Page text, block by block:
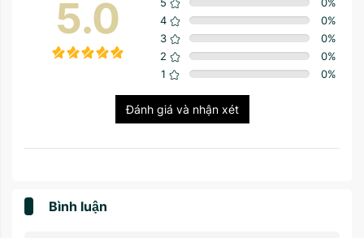
5.0
4
0%
3
0%
2
0%
1
0%
Đánh giá và nhận xét
Bình luận